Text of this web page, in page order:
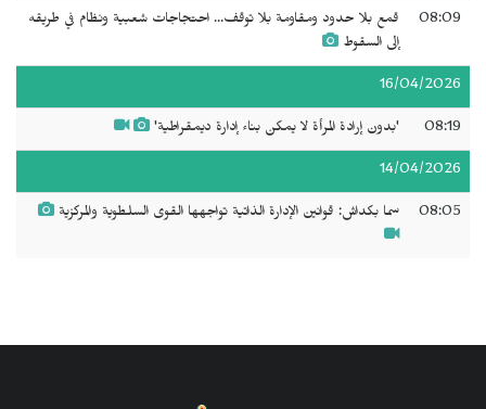
08:09
قمع بلا حدود ومقاومة بلا توقف... احتجاجات شعبية ونظام في طريقه
إلى السقوط
16/04/2026
08:19 'بدون إرادة المرأة لا يمكن بناء إدارة ديمقراطية'
14/04/2026
08:05 سما بكداش: قوانين الإدارة الذاتية تواجهها القوى السلطوية والمركزية